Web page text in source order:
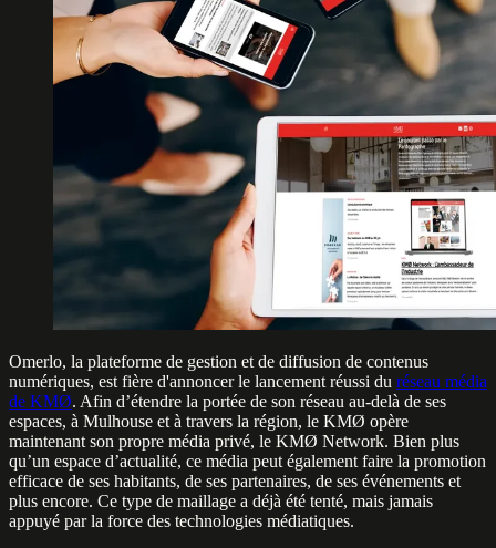
Omerlo, la plateforme de gestion et de diffusion de contenus
numériques, est fière d'annoncer le lancement réussi du réseau média
de KMØ. Afin d’étendre la portée de son réseau au-delà de ses
espaces, à Mulhouse et à travers la région, le KMØ opère
maintenant son propre média privé, le KMØ Network. Bien plus
qu’un espace d’actualité, ce média peut également faire la promotion
efficace de ses habitants, de ses partenaires, de ses événements et
plus encore. Ce type de maillage a déjà été tenté, mais jamais
appuyé par la force des technologies médiatiques.